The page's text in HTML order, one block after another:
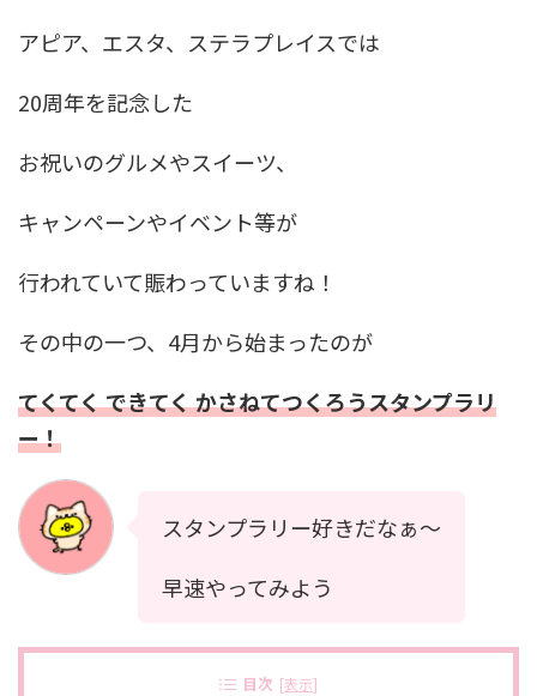
アピア、エスタ、ステラプレイスでは
20周年を記念した
お祝いのグルメやスイーツ、
キャンペーンやイベント等が
行われていて賑わっていますね！
その中の一つ、4月から始まったのが
てくてく できてく かさねてつくろうスタンプラリ
ー！
スタンプラリー好きだなぁ〜
早速やってみよう
目次 [表示]